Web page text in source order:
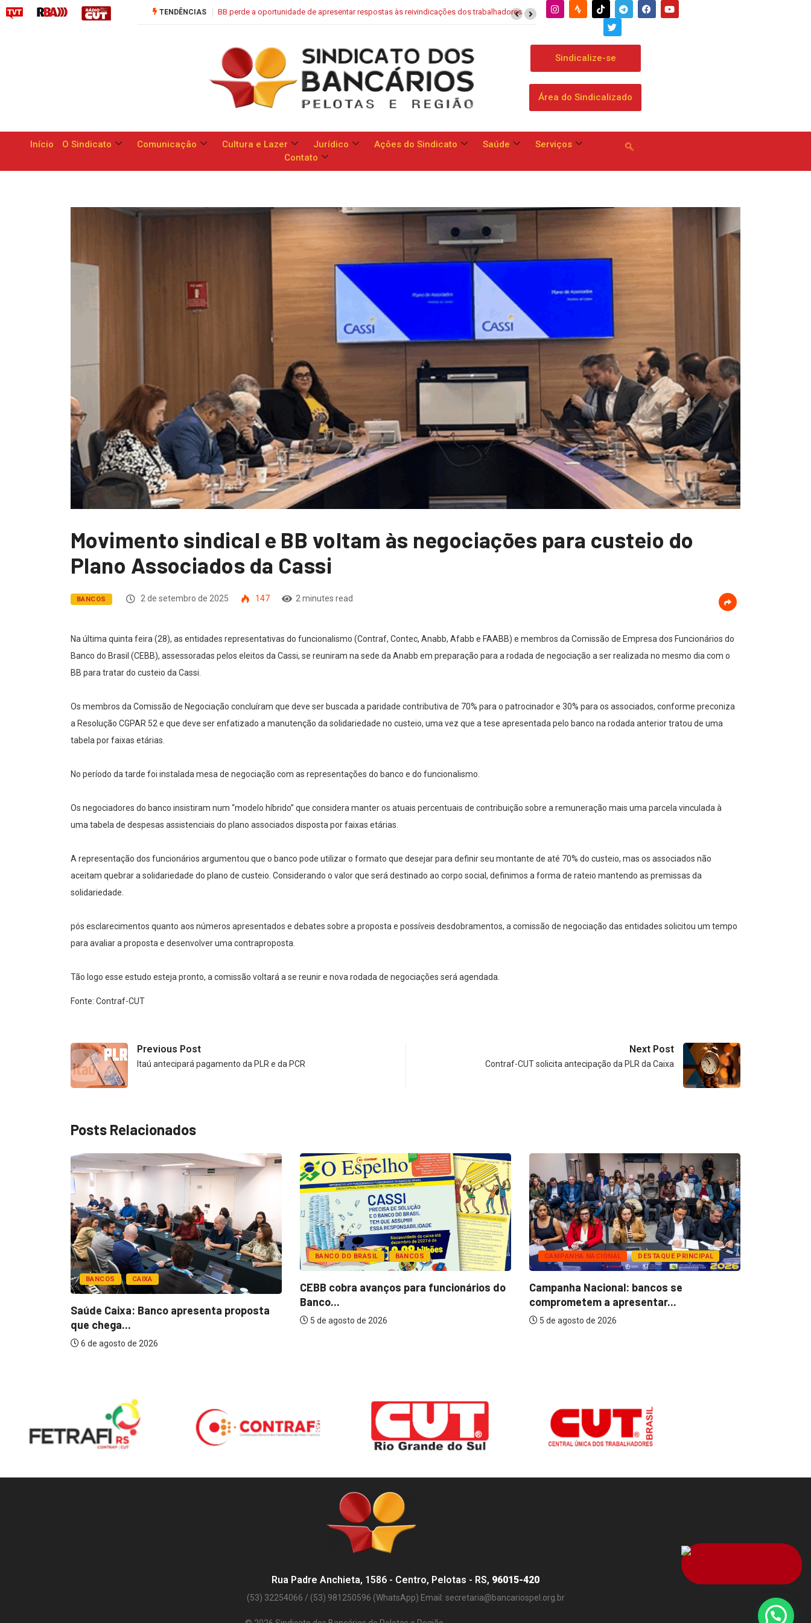
TENDÊNCIAS
BB perde a oportunidade de apresentar respostas às reivindicações dos trabalhadores Saúde Caixa: Banco apresenta proposta que chega a dobrar mensalidade
Sindicalize-se
Área do Sindicalizado
Início O Sindicato Comunicação Cultura e Lazer Jurídico Ações do Sindicato Saúde
Serviços
Contato
Movimento sindical e BB voltam às negociações para custeio do
Plano Associados da Cassi
BANCOS 2 de setembro de 2025 147 2 minutes read
Na última quinta feira (28), as entidades representativas do funcionalismo (Contraf, Contec, Anabb, Afabb e FAABB) e membros da Comissão de Empresa dos Funcionários do
Banco do Brasil (CEBB), assessoradas pelos eleitos da Cassi, se reuniram na sede da Anabb em preparação para a rodada de negociação a ser realizada no mesmo dia com o
BB para tratar do custeio da Cassi.
Os membros da Comissão de Negociação concluíram que deve ser buscada a paridade contributiva de 70% para o patrocinador e 30% para os associados, conforme preconiza
a Resolução CGPAR 52 e que deve ser enfatizado a manutenção da solidariedade no custeio, uma vez que a tese apresentada pelo banco na rodada anterior tratou de uma
tabela por faixas etárias.
No período da tarde foi instalada mesa de negociação com as representações do banco e do funcionalismo.
Os negociadores do banco insistiram num “modelo híbrido” que considera manter os atuais percentuais de contribuição sobre a remuneração mais uma parcela vinculada à
uma tabela de despesas assistenciais do plano associados disposta por faixas etárias.
A representação dos funcionários argumentou que o banco pode utilizar o formato que desejar para definir seu montante de até 70% do custeio, mas os associados não
aceitam quebrar a solidariedade do plano de custeio. Considerando o valor que será destinado ao corpo social, definimos a forma de rateio mantendo as premissas da
solidariedade.
pós esclarecimentos quanto aos números apresentados e debates sobre a proposta e possíveis desdobramentos, a comissão de negociação das entidades solicitou um tempo
para avaliar a proposta e desenvolver uma contraproposta.
Tão logo esse estudo esteja pronto, a comissão voltará a se reunir e nova rodada de negociações será agendada.
Fonte: Contraf-CUT
Previous Post
Itaú antecipará pagamento da PLR e da PCR
Next Post
Contraf-CUT solicita antecipação da PLR da Caixa
Posts Relacionados
BANCOS CAIXA
Saúde Caixa: Banco apresenta proposta
que chega...
6 de agosto de 2026
BANCO DO BRASIL BANCOS
CEBB cobra avanços para funcionários do
Banco...
5 de agosto de 2026
CAMPANHA NACIONAL DESTAQUE PRINCIPAL
Campanha Nacional: bancos se
comprometem a apresentar...
5 de agosto de 2026
Rua Padre Anchieta, 1586 - Centro, Pelotas - RS, 96015-420
(53) 32254066 / (53) 981250596 (WhatsApp) Email: secretaria@bancariospel.org.br